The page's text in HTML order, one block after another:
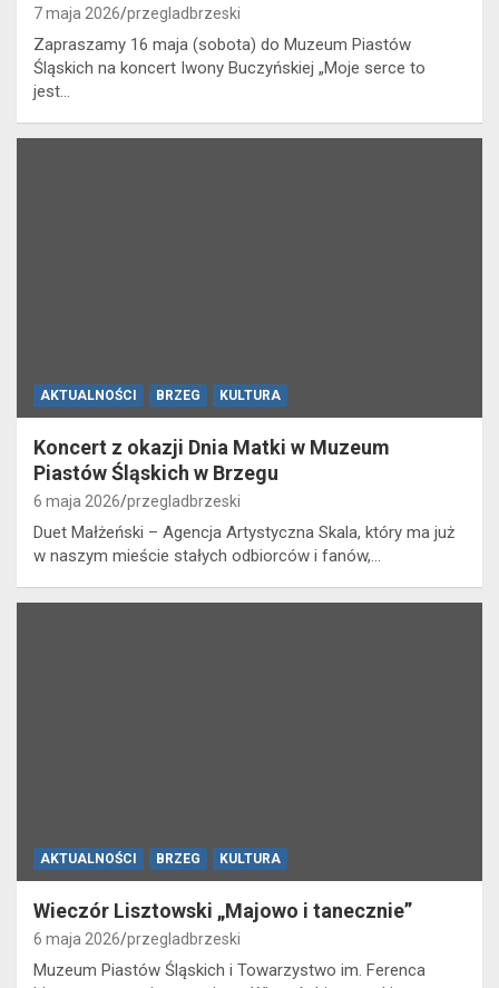
7 maja 2026 przegladbrzeski
Zapraszamy 16 maja (sobota) do Muzeum Piastów
Śląskich na koncert Iwony Buczyńskiej „Moje serce to
jest…
AKTUALNOŚCI BRZEG KULTURA
Koncert z okazji Dnia Matki w Muzeum
Piastów Śląskich w Brzegu
6 maja 2026 przegladbrzeski
Duet Małżeński – Agencja Artystyczna Skala, który ma już
w naszym mieście stałych odbiorców i fanów,…
AKTUALNOŚCI BRZEG KULTURA
Wieczór Lisztowski „Majowo i tanecznie”
6 maja 2026 przegladbrzeski
Muzeum Piastów Śląskich i Towarzystwo im. Ferenca